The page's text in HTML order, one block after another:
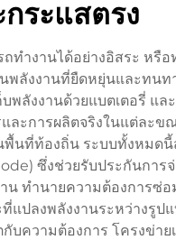
ระแสตรง
ำงานได้อย่างอิสระ หรื
ลังงานที่ยืดหยุ่นและทน
ลังงานด้วยแบตเตอรี่ แล
ละการผลิตจริงในแต่ละ
พื้นที่ท้องถิ่น ระบบทั้งหมด
ซึ่งช่วยรับประกันการจ่
ทำนายความต้องการซ่
ปลงพลังงานระหว่างรูป
ความต้องการ โครงข่าย